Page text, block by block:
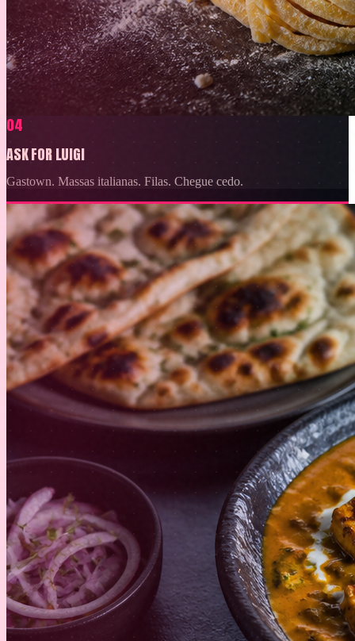
04
ASK FOR LUIGI
Gastown. Massas italianas. Filas. Chegue cedo.